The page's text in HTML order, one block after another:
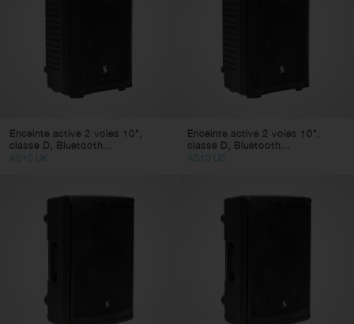
Enceinte active 2 voies 10",
classe D, Bluetooth...
AS10 UK
Enceinte active 2 voies 10",
classe D, Bluetooth...
AS10 US